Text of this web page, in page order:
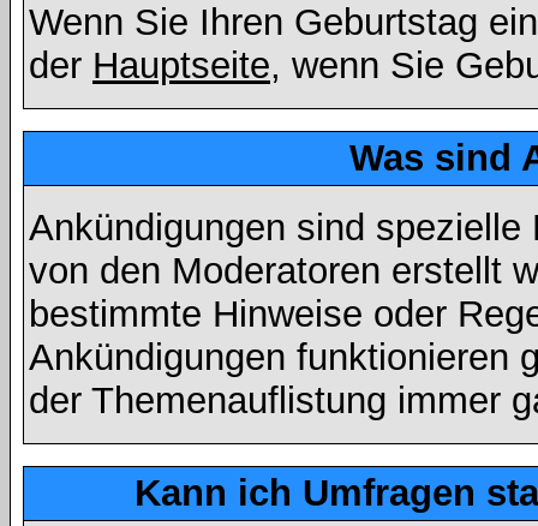
Wenn Sie Ihren Geburtstag
der Hauptseite, wenn Sie
Was sind
Ankündigungen sind
von den Moderatoren erstellt
bestimmte Hinweise oder
Ankündigungen funktionieren
der Themenauflistung immer
Kann ich Umfragen